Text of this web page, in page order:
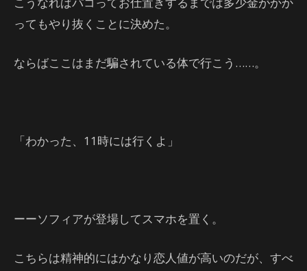
ってもやり抜くことに決めた。
ならばここはまだ騙されている体で行こう……。
「わかった、11時には行くよ」
ーーソフィアが登場してスマホを置く。
こちらは精神的にはかなり恋人値が高いのだが、すべ